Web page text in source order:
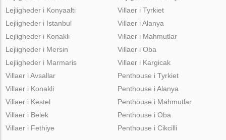
Lejligheder i Konyaalti
Lejligheder i Istanbul
Lejligheder i Konakli
Lejligheder i Mersin
Lejligheder i Marmaris
Villaer i Tyrkiet
Villaer i Alanya
Villaer i Mahmutlar
Villaer i Oba
Villaer i Kargicak
Villaer i Avsallar
Villaer i Konakli
Villaer i Kestel
Villaer i Belek
Villaer i Fethiye
Penthouse i Tyrkiet
Penthouse i Alanya
Penthouse i Mahmutlar
Penthouse i Oba
Penthouse i Cikcilli